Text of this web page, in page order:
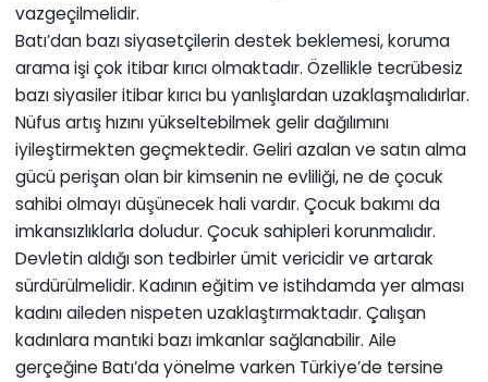
vazgeçilmelidir.
Batı’dan bazı siyasetçilerin destek beklemesi, koruma
arama işi çok itibar kırıcı olmaktadır. Özellikle tecrübesiz
bazı siyasiler itibar kırıcı bu yanlışlardan uzaklaşmalıdırlar.
Nüfus artış hızını yükseltebilmek gelir dağılımını
iyileştirmekten geçmektedir. Geliri azalan ve satın alma
gücü perişan olan bir kimsenin ne evliliği, ne de çocuk
sahibi olmayı düşünecek hali vardır. Çocuk bakımı da
imkansızlıklarla doludur. Çocuk sahipleri korunmalıdır.
Devletin aldığı son tedbirler ümit vericidir ve artarak
sürdürülmelidir. Kadının eğitim ve istihdamda yer alması
kadını aileden nispeten uzaklaştırmaktadır. Çalışan
kadınlara mantıki bazı imkanlar sağlanabilir. Aile
gerçeğine Batı’da yönelme varken Türkiye’de tersine